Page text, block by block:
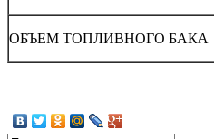
ОБЪЕМ ТОПЛИВНОГО БАКА